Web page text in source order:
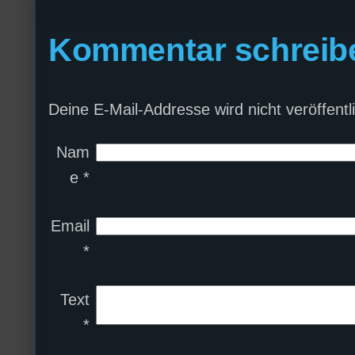
Kommentar
Deine E-Mail-Addresse wird nicht
Nam
e *
Email
*
Text
*